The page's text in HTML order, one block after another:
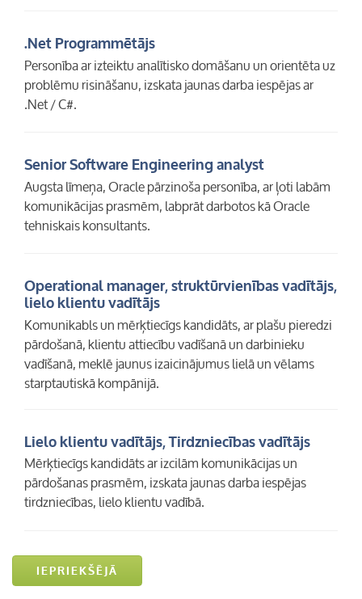
.Net Programmētājs
Personība ar izteiktu analītisko domāšanu un orientēta uz
problēmu risināšanu, izskata jaunas darba iespējas ar
.Net / C#.
Senior Software Engineering analyst
Augsta līmeņa, Oracle pārzinoša personība, ar ļoti labām
komunikācijas prasmēm, labprāt darbotos kā Oracle
tehniskais konsultants.
Operational manager, struktūrvienības vadītājs,
lielo klientu vadītājs
Komunikabls un mērķtiecīgs kandidāts, ar plašu pieredzi
pārdošanā, klientu attiecību vadīšanā un darbinieku
vadīšanā, meklē jaunus izaicinājumus lielā un vēlams
starptautiskā kompānijā.
Lielo klientu vadītājs, Tirdzniecības vadītājs
Mērķtiecīgs kandidāts ar izcilām komunikācijas un
pārdošanas prasmēm, izskata jaunas darba iespējas
tirdzniecības, lielo klientu vadībā.
IEPRIEKŠĒJĀ